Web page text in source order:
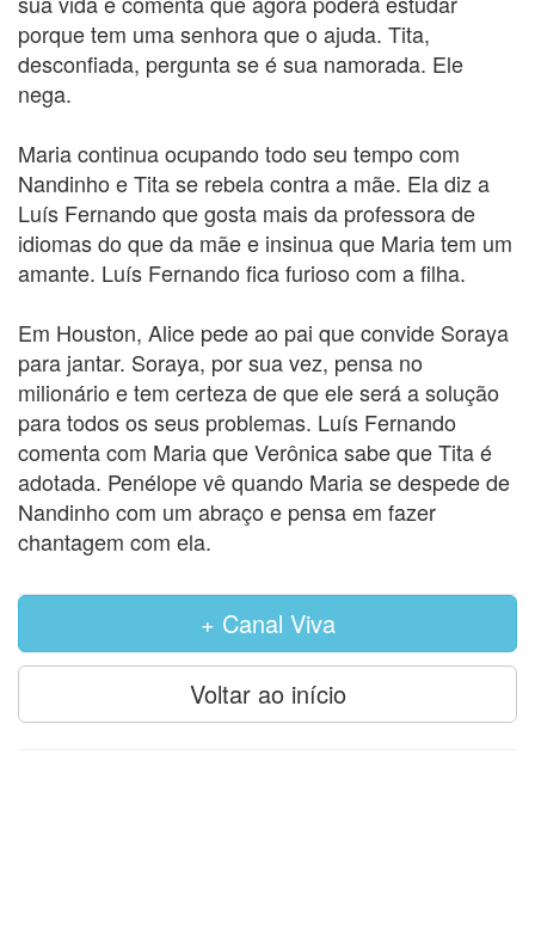
porque tem uma senhora que o ajuda. Tita,
desconfiada, pergunta se é sua namorada. Ele
nega.
Maria continua ocupando todo seu tempo com
Nandinho e Tita se rebela contra a mãe. Ela diz a
Luís Fernando que gosta mais da professora de
idiomas do que da mãe e insinua que Maria tem um
amante. Luís Fernando fica furioso com a filha.
Em Houston, Alice pede ao pai que convide Soraya
para jantar. Soraya, por sua vez, pensa no
milionário e tem certeza de que ele será a solução
para todos os seus problemas. Luís Fernando
comenta com Maria que Verônica sabe que Tita é
adotada. Penélope vê quando Maria se despede de
Nandinho com um abraço e pensa em fazer
chantagem com ela.
+ Canal Viva
Voltar ao início